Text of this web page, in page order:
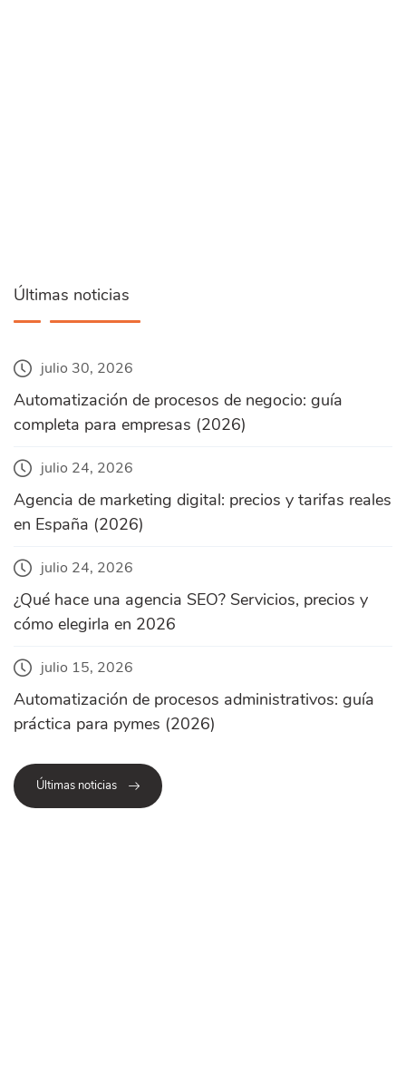
Últimas noticias
julio 30, 2026
Automatización de procesos de negocio: guía
completa para empresas (2026)
julio 24, 2026
Agencia de marketing digital: precios y tarifas reales
en España (2026)
julio 24, 2026
¿Qué hace una agencia SEO? Servicios, precios y
cómo elegirla en 2026
julio 15, 2026
Automatización de procesos administrativos: guía
práctica para pymes (2026)
Últimas noticias